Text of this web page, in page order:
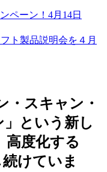
ペーン！4月14日
ト製品説明会を４月
・スキャン・
」という新し
高度化する
けていま